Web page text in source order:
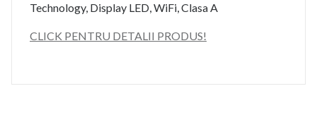
Technology, Display LED, WiFi, Clasa A
CLICK PENTRU DETALII PRODUS!